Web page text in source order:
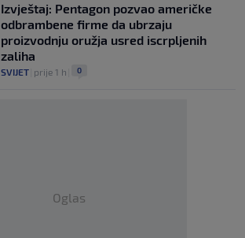
Izvještaj: Pentagon pozvao američke
odbrambene firme da ubrzaju
proizvodnju oružja usred iscrpljenih
zaliha
SVIJET prije 1 h 0
Oglas